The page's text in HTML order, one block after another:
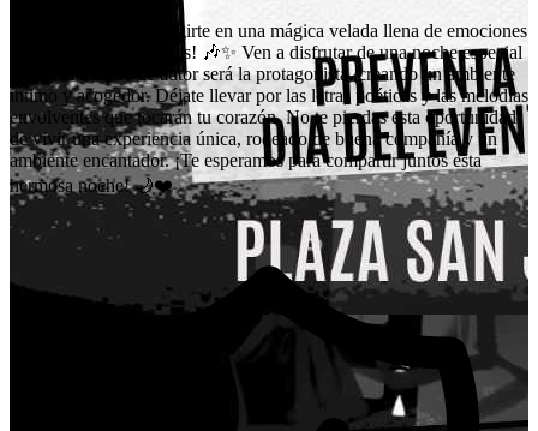
¡Te invitamos a sumergirte en una mágica velada llena de emociones
y melodías cautivadoras! 🎶✨ Ven a disfrutar de una noche especial
donde la música de autor será la protagonista, creando un ambiente
íntimo y acogedor. Déjate llevar por las letras poéticas y las melodías
envolventes que tocarán tu corazón. No te pierdas esta oportunidad
de vivir una experiencia única, rodeado de buena compañía y un
ambiente encantador. ¡Te esperamos para compartir juntos esta
hermosa noche! 🌙❤️